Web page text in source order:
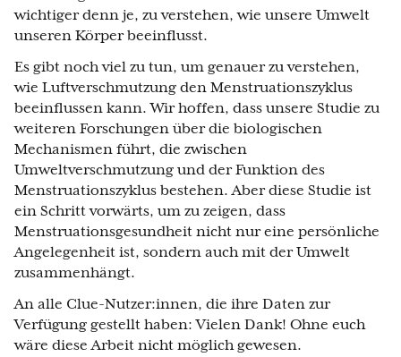
wichtiger denn je, zu verstehen, wie unsere Umwelt
unseren Körper beeinflusst.
Es gibt noch viel zu tun, um genauer zu verstehen,
wie Luftverschmutzung den Menstruationszyklus
beeinflussen kann. Wir hoffen, dass unsere Studie zu
weiteren Forschungen über die biologischen
Mechanismen führt, die zwischen
Umweltverschmutzung und der Funktion des
Menstruationszyklus bestehen. Aber diese Studie ist
ein Schritt vorwärts, um zu zeigen, dass
Menstruationsgesundheit nicht nur eine persönliche
Angelegenheit ist, sondern auch mit der Umwelt
zusammenhängt.
An alle Clue-Nutzer:innen, die ihre Daten zur
Verfügung gestellt haben: Vielen Dank! Ohne euch
wäre diese Arbeit nicht möglich gewesen.